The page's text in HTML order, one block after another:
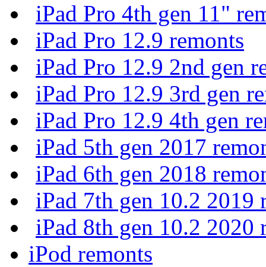
iPad Pro 4th gen 11"
iPad Pro 12.9 remonts
iPad Pro 12.9 2nd gen
iPad Pro 12.9 3rd gen
iPad Pro 12.9 4th gen
iPad 5th gen 2017
iPad 6th gen 2018
iPad 7th gen 10.2 2019
iPad 8th gen 10.2 2020
iPod remonts